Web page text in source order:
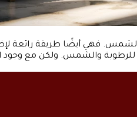
الشمس. فهي أيضًا طريقة
للرطوبة والشمس. ولكن مع وجود